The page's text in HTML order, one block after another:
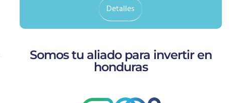
Detalles
Somos tu aliado para invertir en
honduras